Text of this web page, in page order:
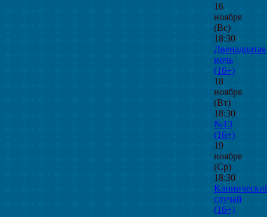
16
ноября
(Вс)
18:30
Двенадцатая
ночь
(16+)
18
ноября
(Вт)
18:30
№13
(16+)
19
ноября
(Ср)
18:30
случай
(16+)